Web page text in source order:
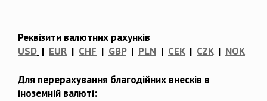
Реквізити валютних рахунків
USD | EUR | CHF | GBP| PLN | CEK| CZK| NOK
Для перерахування благодійних внесків в
іноземній валюті: